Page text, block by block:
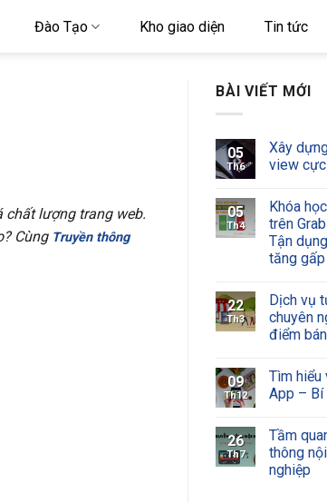
Đào Tạo Kho giao diện Tin tức
chất lượng trang web.
Cùng Truyềnthông
BÀI VIẾT MỚI
05
Th6
Xây
view cực
05
Th4
Khóa
trên
Tận
tăng
22
Th3
Dịch vụ
chuyên
điểm
09
Th12
Tìm hiểu
App – Bí
26
Th7
Tầm
thông
nghiệp